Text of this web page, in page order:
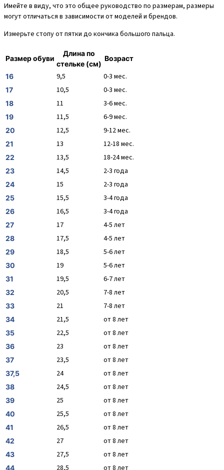
Имейте в виду, что это общее руководство по размерам, размеры
могут отличаться в зависимости от моделей и брендов.
Измерьте стопу от пятки до кончика большого пальца.
Размер обуви
Длина по
стельке (см)
Возраст
16 9,5 0-3 мес.
17 10,5 0-3 мес.
18 11 3-6 мес.
19 11,5 6-9 мес.
20 12,5 9-12 мес.
21 13 12-18 мес.
22 13,5 18-24 мес.
23 14,5 2-3 года
24 15 2-3 года
25 15,5 3-4 года
26 16,5 3-4 года
27 17 4-5 лет
28 17,5 4-5 лет
29 18,5 5-6 лет
30 19 5-6 лет
31 19,5 6-7 лет
32 20,5 7-8 лет
33 21 7-8 лет
34 21,5 от 8 лет
35 22,5 от 8 лет
36 23 от 8 лет
37 23,5 от 8 лет
37,5 24 от 8 лет
38 24,5 от 8 лет
39 25 от 8 лет
40 25,5 от 8 лет
41 26,5 от 8 лет
42 27 от 8 лет
43 27,5 от 8 лет
44